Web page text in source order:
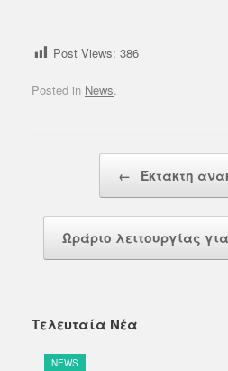
Post Views: 386
Posted in News.
← Έκτακτη
Ωράριο λειτουργίας
Τελευταία Νέα
NEWS